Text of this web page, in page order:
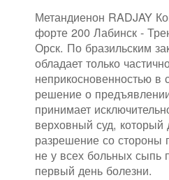
Метандиенон RADJAY
форте 200 Лабинск -
Орск. По бразильским
обладает только
неприкосновенностью в
решение о
принимает
верховный суд, который
разрешение со стороны
не у всех больных сыпь
первый день болезни.